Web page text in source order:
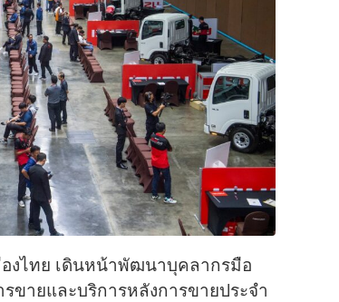
งไทย เดินหน้าพัฒนาบุคลากรมือ
ายและบริการหลังการขายประจำ